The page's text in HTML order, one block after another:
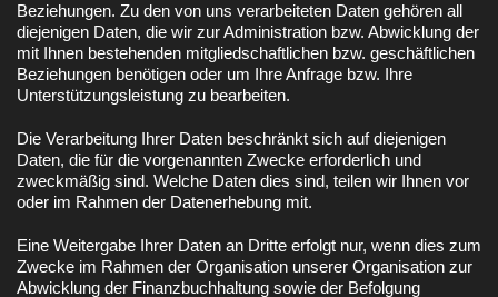
Beziehungen. Zu den von uns verarbeiteten Daten gehören all
diejenigen Daten, die wir zur Administration bzw. Abwicklung der
mit Ihnen bestehenden mitgliedschaftlichen bzw. geschäftlichen
Beziehungen benötigen oder um Ihre Anfrage bzw. Ihre
Unterstützungsleistung zu bearbeiten.
Die Verarbeitung Ihrer Daten beschränkt sich auf diejenigen
Daten, die für die vorgenannten Zwecke erforderlich und
zweckmäßig sind. Welche Daten dies sind, teilen wir Ihnen vor
oder im Rahmen der Datenerhebung mit.
Eine Weitergabe Ihrer Daten an Dritte erfolgt nur, wenn dies zum
Zwecke im Rahmen der Organisation unserer Organisation zur
Abwicklung der Finanzbuchhaltung sowie der Befolgung